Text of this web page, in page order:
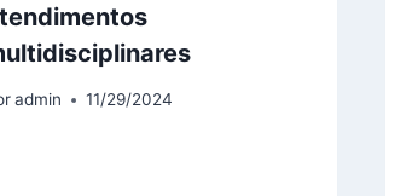
admin 11/29/2024